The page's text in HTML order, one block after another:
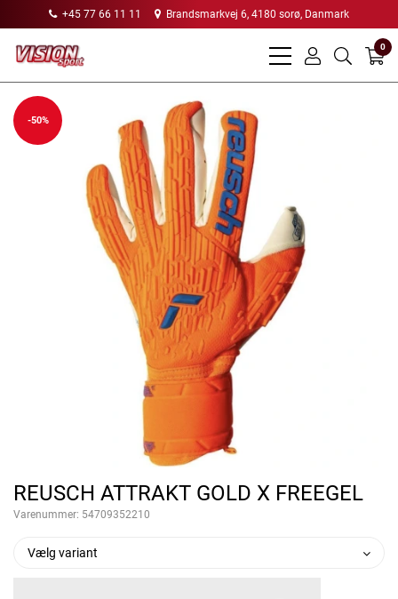
+45 77 66 11 11 Brandsmarkvej 6, 4180 sorø, Danmark
bars
user
search
0
-50%
REUSCH ATTRAKT GOLD X FREEGEL
Varenummer: 54709352210
Vælg variant